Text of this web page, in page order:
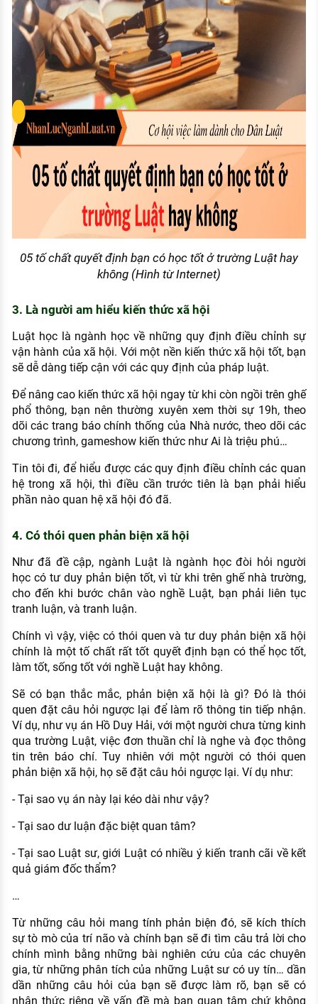
05 tố chất quyết định bạn có học tốt ở trường Luật hay
không (Hình từ Internet)
3. Là người am hiểu kiến thức xã hội
Luật học là ngành học về những quy định điều chỉnh sự
vận hành của xã hội. Với một nền kiến thức xã hội tốt, bạn
sẽ dễ dàng tiếp cận với các quy định của pháp luật.
Để nâng cao kiến thức xã hội ngay từ khi còn ngồi trên ghế
phổ thông, bạn nên thường xuyên xem thời sự 19h, theo
dõi các trang báo chính thống của Nhà nước, theo dõi các
chương trình, gameshow kiến thức như Ai là triệu phú…
Tin tôi đi, để hiểu được các quy định điều chỉnh các quan
hệ trong xã hội, thì điều cần trước tiên là bạn phải hiểu
phần nào quan hệ xã hội đó đã.
4. Có thói quen phản biện xã hội
Như đã đề cập, ngành Luật là ngành học đòi hỏi người
học có tư duy phản biện tốt, vì từ khi trên ghế nhà trường,
cho đến khi bước chân vào nghề Luật, bạn phải liên tục
tranh luận, và tranh luận.
Chính vì vậy, việc có thói quen và tư duy phản biện xã hội
chính là một tố chất rất tốt quyết định bạn có thể học tốt,
làm tốt, sống tốt với nghề Luật hay không.
Sẽ có bạn thắc mắc, phản biện xã hội là gì? Đó là thói
quen đặt câu hỏi ngược lại để làm rõ thông tin tiếp nhận.
Ví dụ, như vụ án Hồ Duy Hải, với một người chưa từng kinh
qua trường Luật, việc đơn thuần chỉ là nghe và đọc thông
tin trên báo chí. Tuy nhiên với một người có thói quen
phản biện xã hội, họ sẽ đặt câu hỏi ngược lại. Ví dụ như:
- Tại sao vụ án này lại kéo dài như vậy?
- Tại sao dư luận đặc biệt quan tâm?
- Tại sao Luật sư, giới Luật có nhiều ý kiến tranh cãi về kết
quả giám đốc thẩm?
…
Từ những câu hỏi mang tính phản biện đó, sẽ kích thích
sự tò mò của trí não và chính bạn sẽ đi tìm câu trả lời cho
chính mình bằng những bài nghiên cứu của các chuyên
gia, từ những phân tích của những Luật sư có uy tín… dần
dần những câu hỏi của bạn sẽ được làm rõ, bạn sẽ có
nhận thức riêng về vấn đề mà bạn quan tâm chứ không